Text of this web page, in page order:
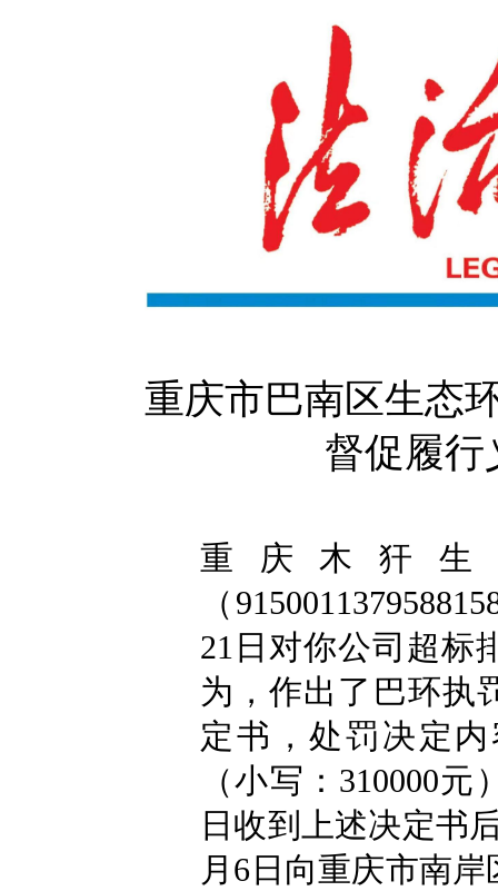
重庆市巴南区生态
督促履行
重庆木犴
（
21日对你公司超标
为，作出了巴环执
定书，处罚决定
（小写：310000
日收到上述决定书
月6日向重庆市南